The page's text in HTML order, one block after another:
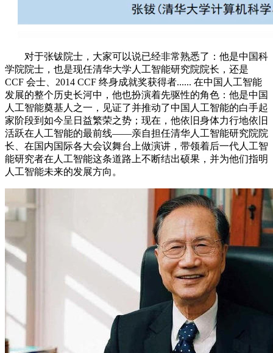
对于张钹院士，大家可以说已经非常熟悉了：他是中国科
学院院士，也是现任清华大学人工智能研究院院长，还是
CCF 会士、2014 CCF 终身成就奖获得者...... 在中国人工智能
发展的整个历史长河中，他也扮演着先驱性的角色：他是中国
人工智能奠基人之一，见证了并推动了中国人工智能的白手起
家阶段到如今呈日益繁荣之势；现在，他依旧身体力行地依旧
活跃在人工智能的最前线——亲自担任清华人工智能研究院院
长、在国内国际各大会议舞台上做演讲，带领着后一代人工智
能研究者在人工智能这条道路上不断结出硕果，并为他们指明
人工智能未来的发展方向。